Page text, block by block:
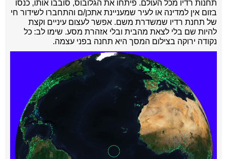
תחנות רדיו מכל העולם. פיתחו את הגלובוס, סובבו אותו, כנסו
בזום אין למדינה או לעיר שמעניינת אתכן/ם והתחברו לשידור חי
של תחנת רדיו שמשדרת משם. אפשר לעצום עיניים וקצת
להיות שם בלי לצאת מהבית ובלי אזהרת מסע. שימו לב: כל
נקודה ירוקה בצילום המסך היא תחנה בפני עצמה.